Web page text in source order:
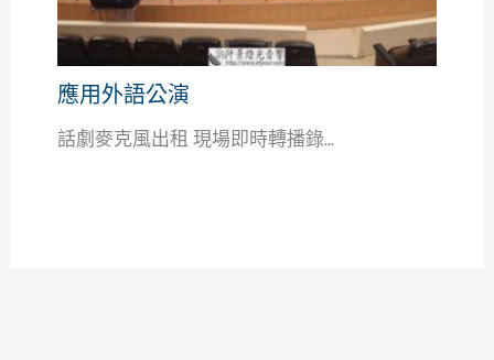
應用外語公演
話劇麥克風出租 現場即時轉播錄...